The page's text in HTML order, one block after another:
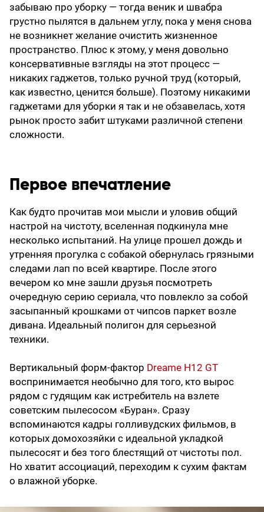
забываю про уборку — тогда веник и швабра
грустно пылятся в дальнем углу, пока у меня снова
не возникнет желание очистить жизненное
пространство. Плюс к этому, у меня довольно
консервативные взгляды на этот процесс —
никаких гаджетов, только ручной труд (который,
как известно, ценится больше). Поэтому никакими
гаджетами для уборки я так и не обзавелась, хотя
рынок просто забит штуками различной степени
сложности.
Первое впечатление
Как будто прочитав мои мысли и уловив общий
настрой на чистоту, вселенная подкинула мне
несколько испытаний. На улице прошел дождь и
утренняя прогулка с собакой обернулась грязными
следами лап по всей квартире. После этого
вечером ко мне зашли друзья посмотреть
очередную серию сериала, что повлекло за собой
засыпанный крошками от чипсов паркет возле
дивана. Идеальный полигон для серьезной
техники.
Вертикальный форм-фактор Dreame H12 GT
воспринимается необычно для того, кто вырос
рядом с гудящим как истребитель на взлете
советским пылесосом «Буран». Сразу
вспоминаются кадры голливудских фильмов, в
которых домохозяйки с идеальной укладкой
пылесосят и без того блестящий от чистоты пол.
Но хватит ассоциаций, переходим к сухим фактам
о влажной уборке.